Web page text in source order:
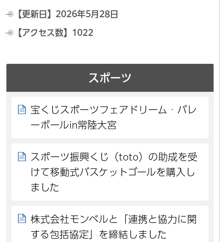
【更新日】 2026年5月28日
【アクセス数】 1022
スポーツ
宝くじスポーツフェアドリーム・バレ
ーボールin常陸大宮
スポーツ振興くじ（toto）の助成を受
けて移動式バスケットゴールを購入し
ました
株式会社モンベルと「連携と協力に関
する包括協定」を締結しました